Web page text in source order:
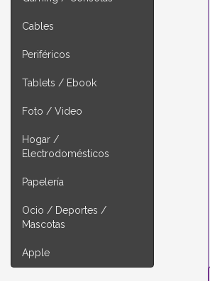
Cables
Periféricos
Tablets / Ebook
Foto / Video
Hogar /
Electrodomésticos
Papelería
Ocio / Deportes /
Mascotas
Apple